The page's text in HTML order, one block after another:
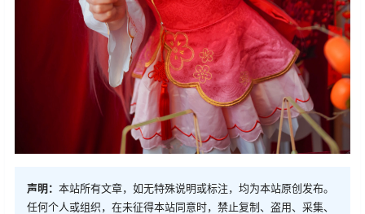
声明： 本站所有文章，如无特殊说明或标注，均为本站原创发布。
任何个人或组织，在未征得本站同意时，禁止复制、盗用、采集、